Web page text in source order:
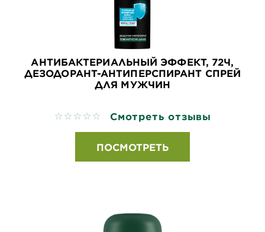
АНТИБАКТЕРИАЛЬНЫЙ ЭФФЕКТ, 72Ч,
ДЕЗОДОРАНТ-АНТИПЕРСПИРАНТ СПРЕЙ
ДЛЯ МУЖЧИН
No reviews Смотреть отзывы
ПОСМОТРЕТЬ